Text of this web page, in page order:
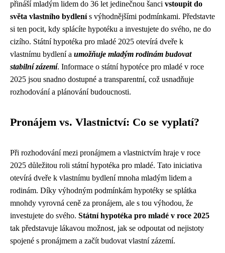
přináší mladým lidem do 36 let jedinečnou šanci vstoupit do
světa vlastního bydlenís výhodnějšími podmínkami. Představte
si ten pocit, kdy splácíte hypotéku a investujete do svého, ne do
cizího. Státní hypotéka pro mladé 2025 otevírá dveře k
vlastnímu bydlení a umožňuje mladým rodinám budovat
stabilní zázemí. Informace o státní hypotéce pro mladé v roce
2025 jsou snadno dostupné a transparentní, což usnadňuje
rozhodování a plánování budoucnosti.
Pronájem vs. Vlastnictví: Co se vyplatí?
Při rozhodování mezi pronájmem a vlastnictvím hraje v roce
2025 důležitou roli státní hypotéka pro mladé. Tato iniciativa
otevírá dveře k vlastnímu bydlení mnoha mladým lidem a
rodinám. Díky výhodným podmínkám hypotéky se splátka
mnohdy vyrovná ceně za pronájem, ale s tou výhodou, že
investujete do svého. Státní hypotéka pro mladé v roce 2025
tak představuje lákavou možnost, jak se odpoutat od nejistoty
spojené s pronájmem a začít budovat vlastní zázemí.